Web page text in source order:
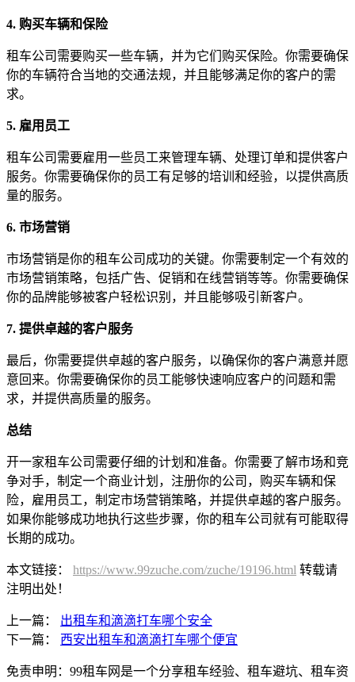
4. 购买车辆和保险
租车公司需要购买一些车辆，并为它们购买保险。你需要确保
你的车辆符合当地的交通法规，并且能够满足你的客户的需
求。
5. 雇用员工
租车公司需要雇用一些员工来管理车辆、处理订单和提供客户
服务。你需要确保你的员工有足够的培训和经验，以提供高质
量的服务。
6. 市场营销
市场营销是你的租车公司成功的关键。你需要制定一个有效的
市场营销策略，包括广告、促销和在线营销等等。你需要确保
你的品牌能够被客户轻松识别，并且能够吸引新客户。
7. 提供卓越的客户服务
最后，你需要提供卓越的客户服务，以确保你的客户满意并愿
意回来。你需要确保你的员工能够快速响应客户的问题和需
求，并提供高质量的服务。
总结
开一家租车公司需要仔细的计划和准备。你需要了解市场和竞
争对手，制定一个商业计划，注册你的公司，购买车辆和保
险，雇用员工，制定市场营销策略，并提供卓越的客户服务。
如果你能够成功地执行这些步骤，你的租车公司就有可能取得
长期的成功。
本文链接： https://www.99zuche.com/zuche/19196.html 转载请
注明出处！
上一篇： 出租车和滴滴打车哪个安全
下一篇： 西安出租车和滴滴打车哪个便宜
免责申明：99租车网是一个分享租车经验、租车避坑、租车资